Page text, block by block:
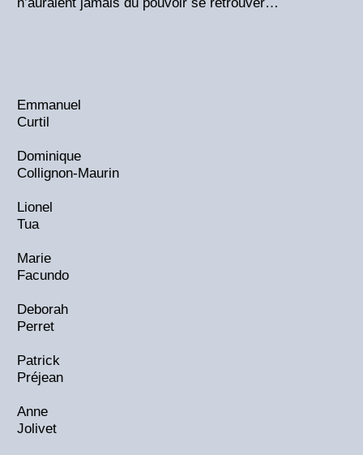
Emmanuel
Curtil
Dominique
Collignon-Maurin
Lionel
Tua
Marie
Facundo
Deborah
Perret
Patrick
Préjean
Anne
Jolivet